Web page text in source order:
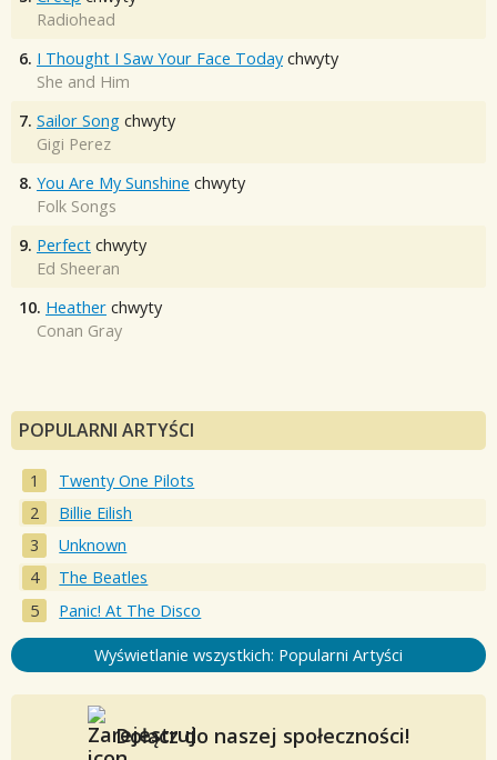
Radiohead
6. I Thought I Saw Your Face Today chwyty
She and Him
7. Sailor Song chwyty
Gigi Perez
8. You Are My Sunshine chwyty
Folk Songs
9. Perfect chwyty
Ed Sheeran
10. Heather chwyty
Conan Gray
POPULARNI ARTYŚCI
Twenty One Pilots
Billie Eilish
Unknown
The Beatles
Panic! At The Disco
Wyświetlanie wszystkich: Popularni Artyści
Dołącz do naszej społeczności!